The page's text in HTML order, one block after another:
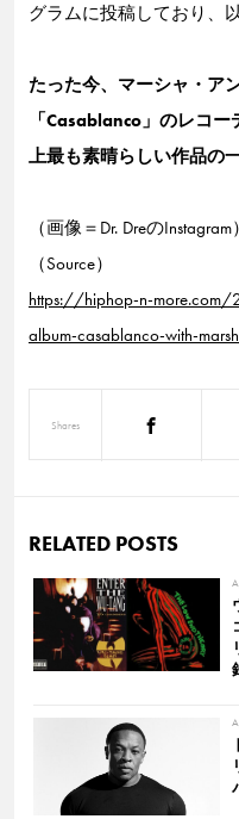
グラムに投稿しており、
たった今、マーシャ・ア
「Casablanco」のレコ
上最も素晴らしい作品の
（画像＝Dr. DreのInstagram）
（Source）
https://hiphop-n-
album-casablanco-with-
Shares
RELATED POSTS